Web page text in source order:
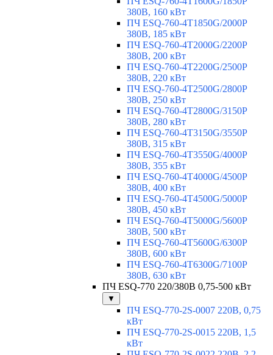
380В, 160 кВт
ПЧ ESQ-760-4T1850G/2000P
380В, 185 кВт
ПЧ ESQ-760-4T2000G/2200P
380В, 200 кВт
ПЧ ESQ-760-4T2200G/2500P
380В, 220 кВт
ПЧ ESQ-760-4T2500G/2800P
380В, 250 кВт
ПЧ ESQ-760-4T2800G/3150P
380В, 280 кВт
ПЧ ESQ-760-4T3150G/3550P
380В, 315 кВт
ПЧ ESQ-760-4T3550G/4000P
380В, 355 кВт
ПЧ ESQ-760-4T4000G/4500P
380В, 400 кВт
ПЧ ESQ-760-4T4500G/5000P
380В, 450 кВт
ПЧ ESQ-760-4T5000G/5600P
380В, 500 кВт
ПЧ ESQ-760-4T5600G/6300P
380В, 600 кВт
ПЧ ESQ-760-4T6300G/7100P
380В, 630 кВт
ПЧ ESQ-770 220/380В 0,75-500 кВт
▼
ПЧ ESQ-770-2S-0007 220В, 0,75
кВт
ПЧ ESQ-770-2S-0015 220В, 1,5
кВт